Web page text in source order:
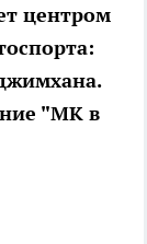
центром
"МК в